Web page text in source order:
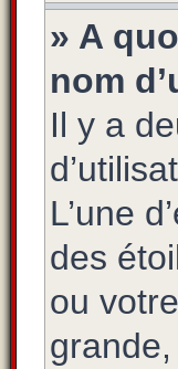
» A
nom
Il y a
L’une
des
ou